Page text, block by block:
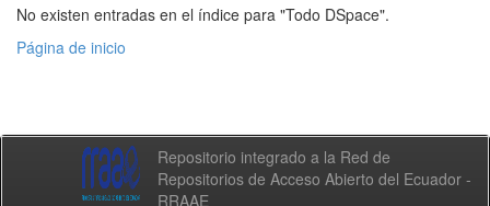
No existen entradas en el índice para "Todo DSpace".
Página de inicio
Repositorio integrado a la Red de
Repositorios de Acceso Abierto del Ecuador -
RRAAE